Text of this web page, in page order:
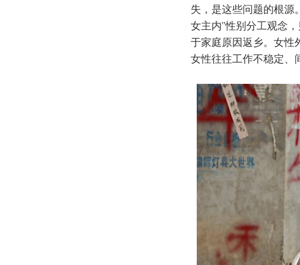
失，是这些问题的根源
女主内”性别分工观念
于家庭原因返乡。女性
女性往往工作不稳定、